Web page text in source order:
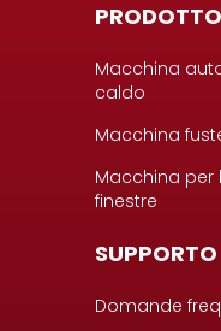
PRODOTTO
Macchina
caldo
Macchina
Macchina per
finestre
SUPPORTO
Domande